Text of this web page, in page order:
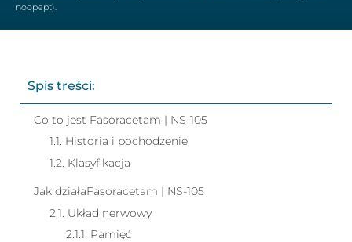
noopept).
Spis treści:
Co to jest Fasoracetam | NS-105
1.1. Historia i pochodzenie
1.2. Klasyfikacja
Jak działaFasoracetam | NS-105
2.1. Układ nerwowy
2.1.1. Pamięć